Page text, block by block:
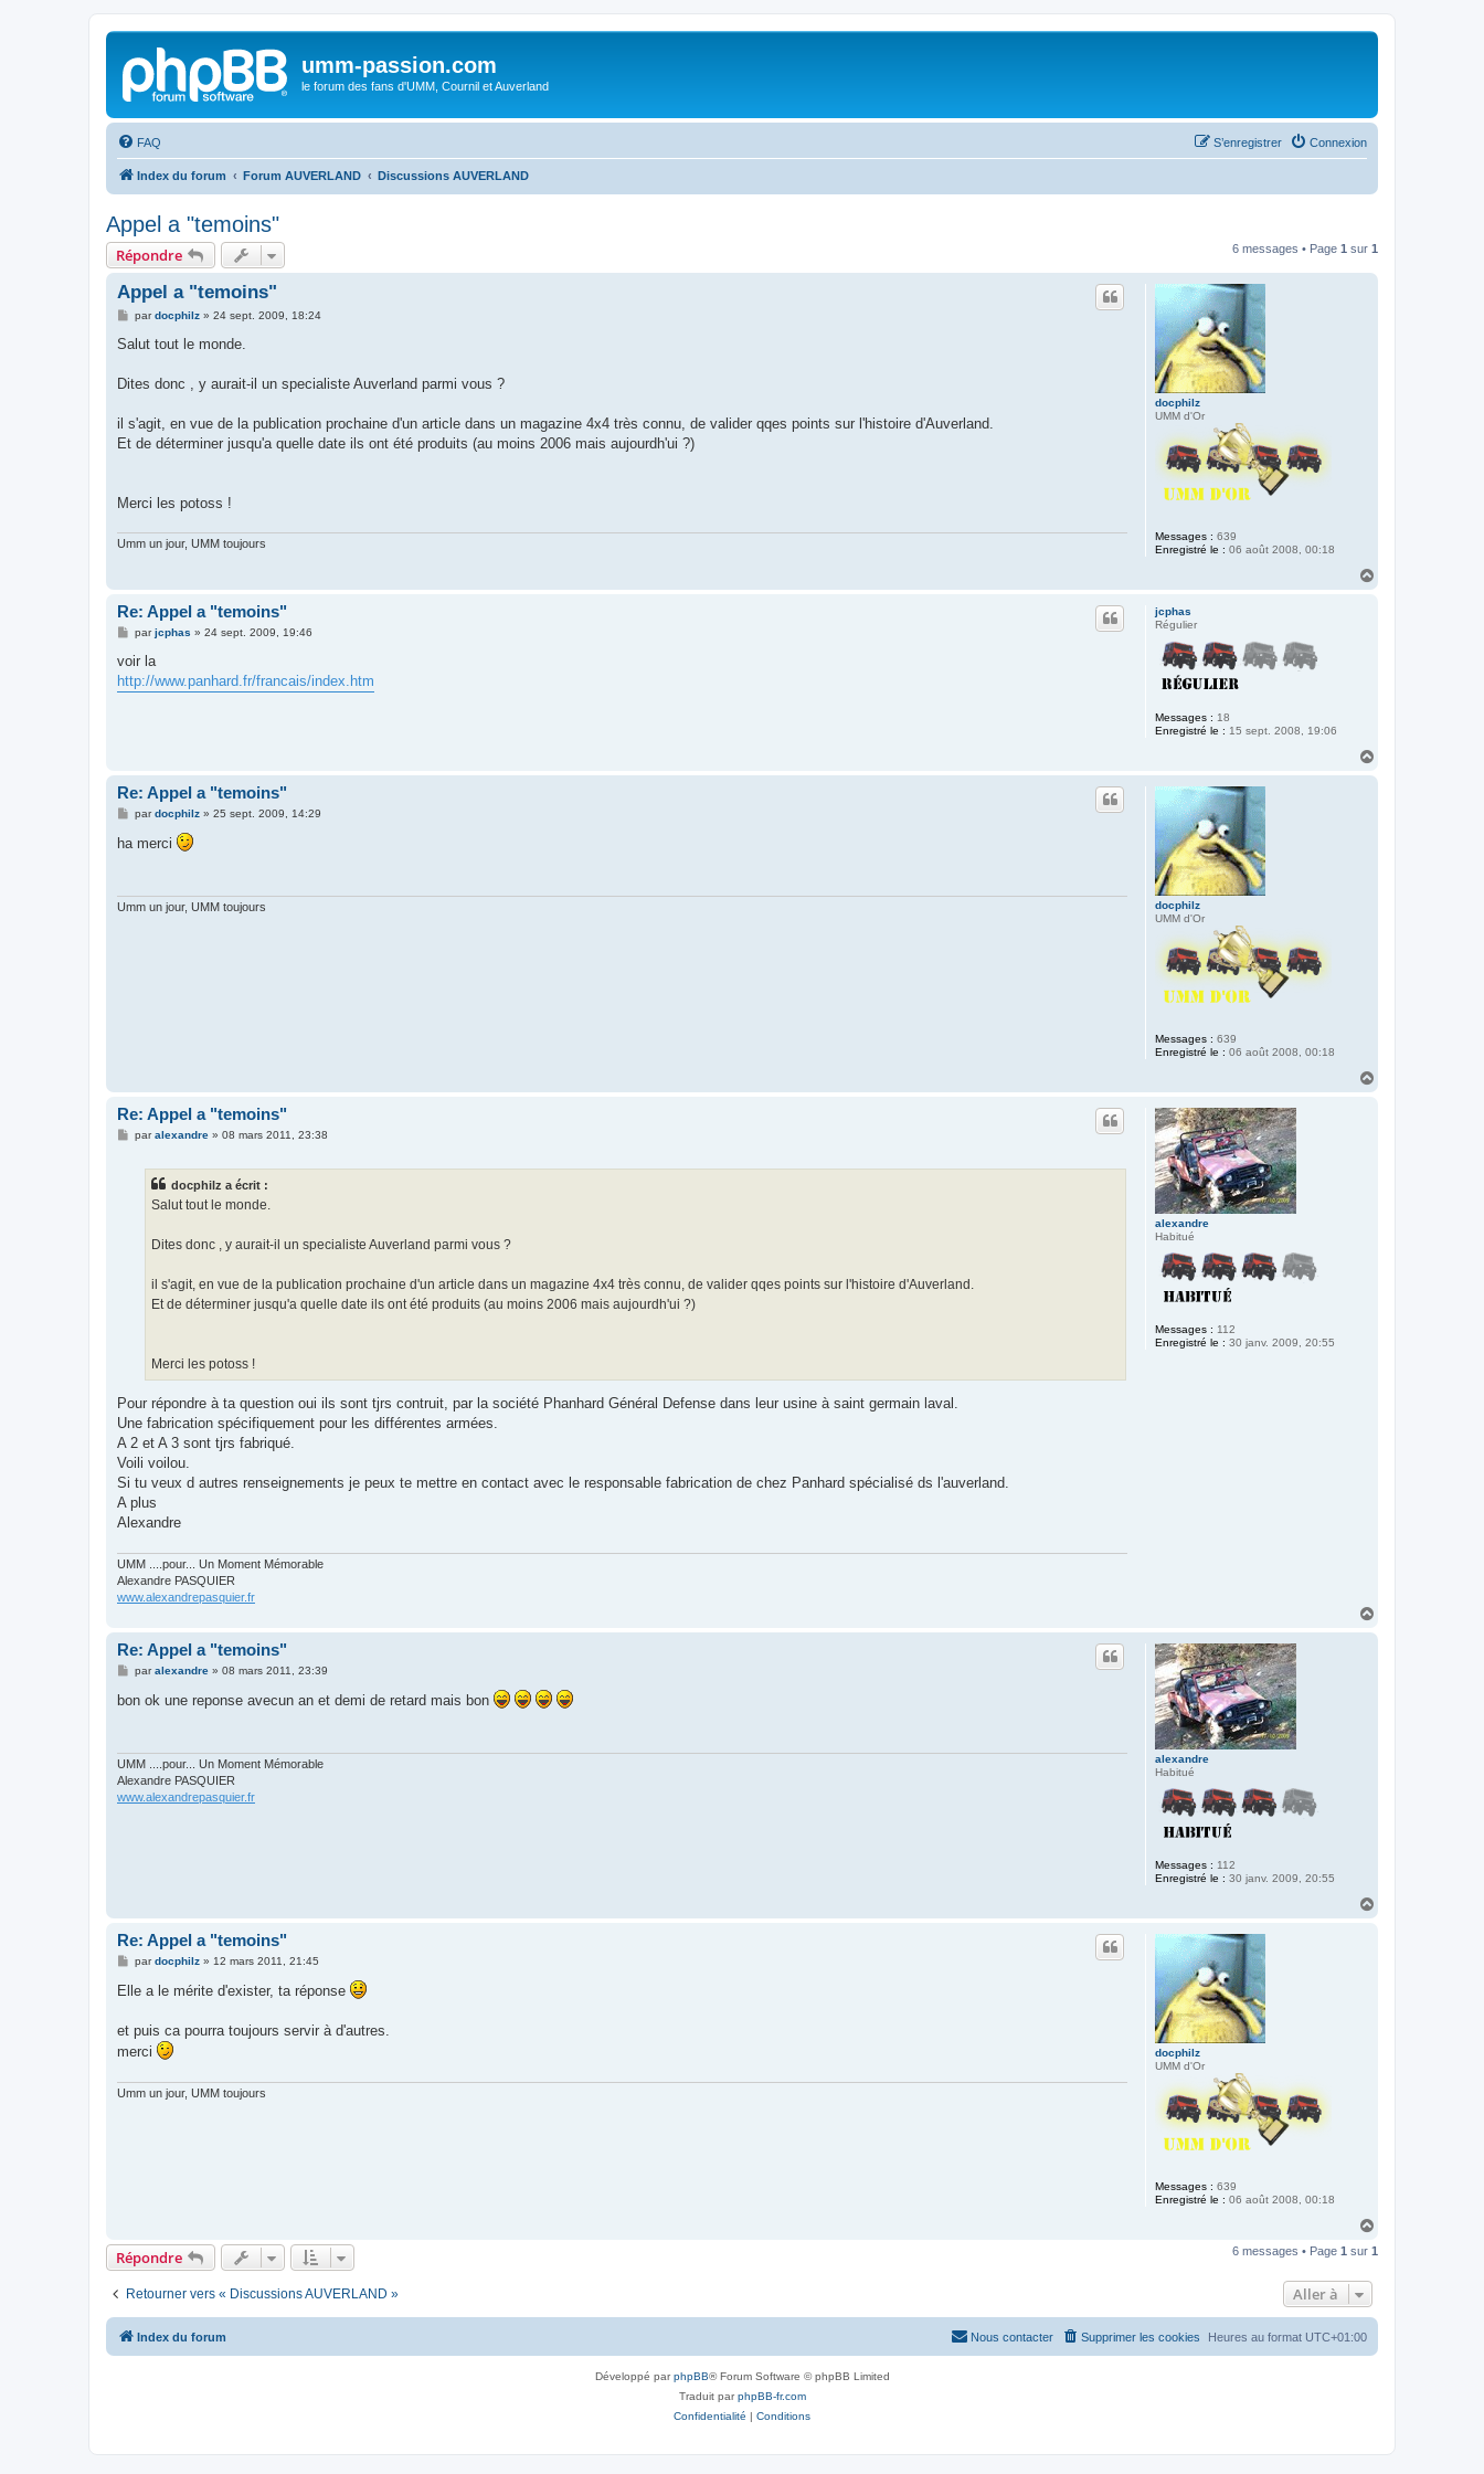
umm-passion.com
le forum des fans d'UMM, Cournil et Auverland
FAQ Connexion
S’enregistrer
Index du forum Forum AUVERLAND Discussions AUVERLAND
Appel a "temoins"
Répondre 6 messages • Page 1 sur 1
docphilz
UMM d'Or
Messages : 639
Enregistré le : 06 août 2008, 00:18
Appel a "temoins"
M
s
g
pardocphilz» 24 sept. 2009, 18:24
Salut tout le monde.
Dites donc , y aurait-il un specialiste Auverland parmi vous ?
il s'agit, en vue de la publication prochaine d'un article dans un magazine 4x4 très connu, de valider qqes points sur l'histoire d'Auverland.
Et de déterminer jusqu'a quelle date ils ont été produits (au moins 2006 mais aujourdh'ui ?)
Merci les potoss !
Umm un jour, UMM toujours
jcphas
Régulier
Messages : 18
Enregistré le : 15 sept. 2008, 19:06
Re: Appel a "temoins"
M
s
a
parjcphas » 24 sept. 2009, 19:46
voir la
http://www.panhard.fr/francais/index.htm
docphilz
UMM d'Or
Messages : 639
Enregistré le : 06 août 2008, 00:18
Re: Appel a "temoins"
M
s
s
pardocphilz» 25 sept. 2009, 14:29
ha merci
Umm un jour, UMM toujours
alexandre
Habitué
Messages : 112
Enregistré le : 30 janv. 2009, 20:55
Re: Appel a "temoins"
Mparalexandre» 08 mars 2011, 23:38
docphilz a écrit :
Salut tout le monde.
Dites donc , y aurait-il un specialiste Auverland parmi vous ?
il s'agit, en vue de la publication prochaine d'un article dans un magazine 4x4 très connu, de valider qqes points sur l'histoire d'Auverland.
Et de déterminer jusqu'a quelle date ils ont été produits (au moins 2006 mais aujourdh'ui ?)
Merci les potoss !
Pour répondre à ta question oui ils sont tjrs contruit, par la société Phanhard Général Defense dans leur usine à saint germain laval.
Une fabrication spécifiquement pour les différentes armées.
A 2 et A 3 sont tjrs fabriqué.
Voili voilou.
Si tu veux d autres renseignements je peux te mettre en contact avec le responsable fabrication de chez Panhard spécialisé ds l'auverland.
A plus
Alexandre
UMM ....pour... Un Moment Mémorable
Alexandre PASQUIER
www.alexandrepasquier.fr
alexandre
Habitué
Messages : 112
Enregistré le : 30 janv. 2009, 20:55
Re: Appel a "temoins"
M
s
s
paralexandre» 08 mars 2011, 23:39
bon ok une reponse avecun an et demi de retard mais bon
UMM ....pour... Un Moment Mémorable
Alexandre PASQUIER
www.alexandrepasquier.fr
docphilz
UMM d'Or
Messages : 639
Enregistré le : 06 août 2008, 00:18
Re: Appel a "temoins"
M
s
s
g
e
pardocphilz» 12 mars 2011, 21:45
Elle a le mérite d'exister, ta réponse
et puis ca pourra toujours servir à d'autres.
merci
Umm un jour, UMM toujours
u
Répondre 6 messages • Page 1 sur 1
Retourner vers « Discussions AUVERLAND » Aller à
Index du forum Heures au format UTC+01:00
Supprimer les cookies
Nous contacter
Développé parphpBB® Forum Software © phpBB Limited
Traduit parphpBB-fr.com
Confidentialité | Conditions